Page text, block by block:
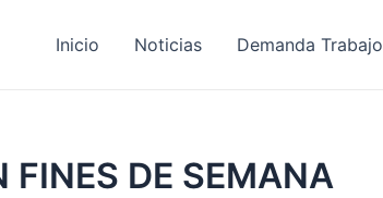
Inicio Noticias Demanda Trabajo
FINES DE SEMANA